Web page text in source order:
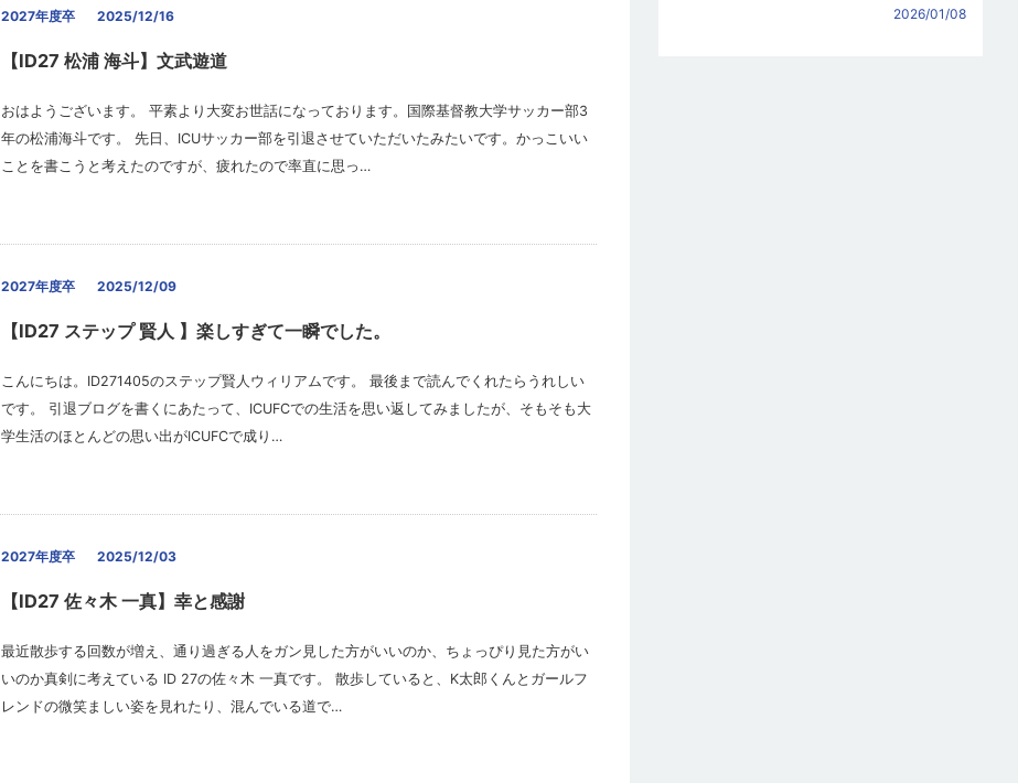
2027年度卒 2025/12/16
【ID27 松浦 海斗】文武遊道
おはようございます。 平素より大変お世話になっております。国際基督教大学サッカー部3
年の松浦海斗です。 先日、ICUサッカー部を引退させていただいたみたいです。かっこいい
ことを書こうと考えたのですが、疲れたので率直に思っ…
2027年度卒 2025/12/09
【ID27 ステップ 賢人 】楽しすぎて一瞬でした。
こんにちは。ID271405のステップ賢人ウィリアムです。 最後まで読んでくれたらうれしい
です。 引退ブログを書くにあたって、ICUFCでの生活を思い返してみましたが、そもそも大
学生活のほとんどの思い出がICUFCで成り…
2027年度卒 2025/12/03
【ID27 佐々木 一真】幸と感謝
最近散歩する回数が増え、通り過ぎる人をガン見した方がいいのか、ちょっぴり見た方がい
いのか真剣に考えている ID 27の佐々木 一真です。 散歩していると、K太郎くんとガールフ
レンドの微笑ましい姿を見れたり、混んでいる道で…
2026/01/08